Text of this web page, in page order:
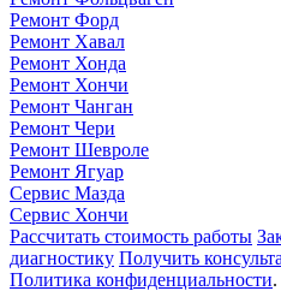
Ремонт Форд
Ремонт Хавал
Ремонт Хонда
Ремонт Хончи
Ремонт Чанган
Ремонт Чери
Ремонт Шевроле
Ремонт Ягуар
Сервис Мазда
Сервис Хончи
Рассчитать стоимость работы
диагностику Получить
Политика конфиденциальности